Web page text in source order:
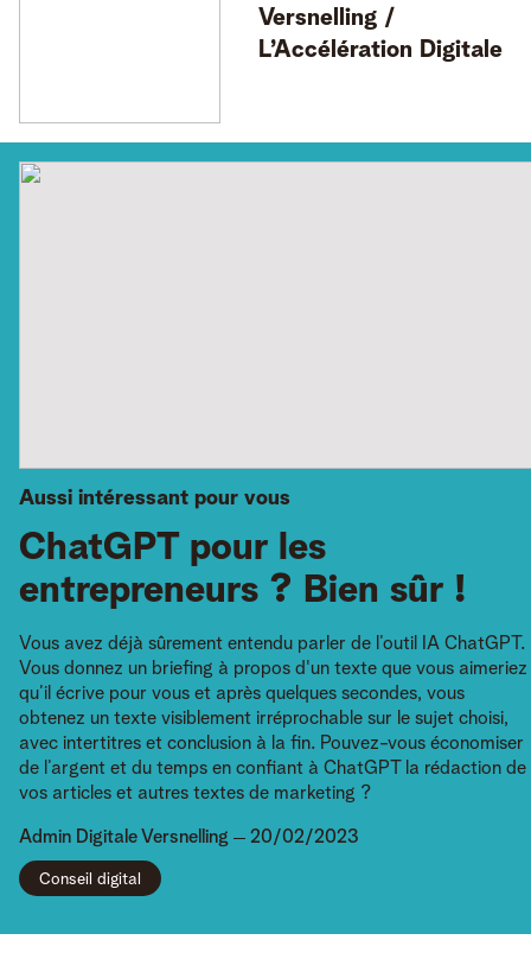
Versnelling /
L’Accélération Digitale
ChatGPT pour les
entrepreneurs ? Bien sûr !
Aussi intéressant pour vous
Vous avez déjà sûrement entendu parler de l’outil IA ChatGPT.
Vous donnez un briefing à propos d'un texte que vous aimeriez
qu’il écrive pour vous et après quelques secondes, vous
obtenez un texte visiblement irréprochable sur le sujet choisi,
avec intertitres et conclusion à la fin. Pouvez-vous économiser
de l’argent et du temps en confiant à ChatGPT la rédaction de
vos articles et autres textes de marketing ?
Admin Digitale Versnelling 20/02/2023
Conseil digital